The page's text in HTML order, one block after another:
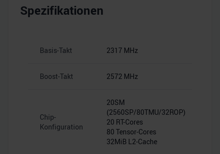
Spezifikationen
Basis-Takt 2317 MHz
Boost-Takt 2572 MHz
Chip-
Konfiguration
20SM
(2560SP/80TMU/32ROP)
20 RT-Cores
80 Tensor-Cores
32MiB L2-Cache